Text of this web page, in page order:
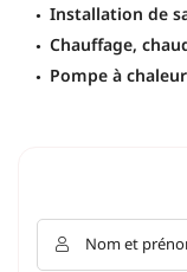
Installation de
Chauffage,
Pompe à
 Nom et